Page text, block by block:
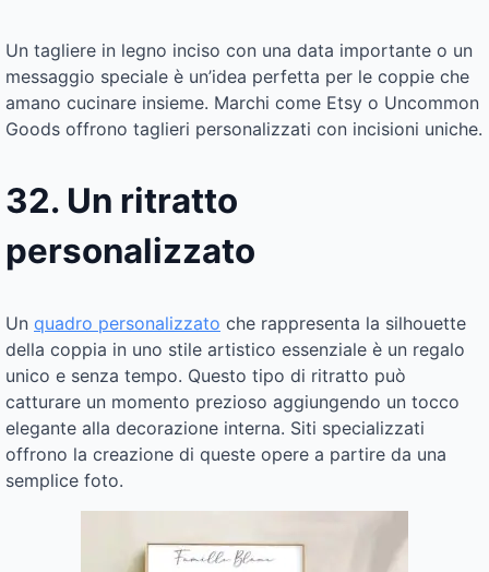
Un tagliere in legno inciso con una data importante o un
messaggio speciale è un’idea perfetta per le coppie che
amano cucinare insieme. Marchi come Etsy o Uncommon
Goods offrono taglieri personalizzati con incisioni uniche.
32. Un ritratto
personalizzato
Un quadro personalizzato che rappresenta la silhouette
della coppia in uno stile artistico essenziale è un regalo
unico e senza tempo. Questo tipo di ritratto può
catturare un momento prezioso aggiungendo un tocco
elegante alla decorazione interna. Siti specializzati
offrono la creazione di queste opere a partire da una
semplice foto.